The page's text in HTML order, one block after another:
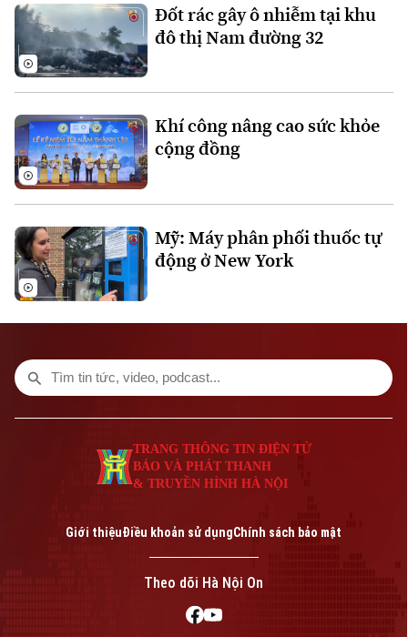
Liên hệ đường dây nóng (bấm để gọi)
Tòa soạn
0865.116.699 (hotline) 0865.116.699
Bản quyền thuộc về Cơ quan Báo và Phát thanh Truyền hình Hà Nội Giấy
phép số: Số 63/GP-TTDT, cấp ngày 10/05/2023
TRANG THÔNG TIN ĐIỆN TỬ
CỦA CƠ QUAN BÁO VÀ PHÁT THANH TRUYỀN HÌNH HÀ NỘI
Số 3-5 Huỳnh Thúc Kháng-Phường Láng-Hà Nội
Đốt rác gây ô nhiễm tại khu
đô thị Nam đường 32
Khí công nâng cao sức khỏe
cộng đồng
Mỹ: Máy phân phối thuốc tự
động ở New York
TRANG THÔNG TIN ĐIỆN TỬ
BÁO VÀ PHÁT THANH
& TRUYỀN HÌNH HÀ NỘI
Giới thiệuĐiều khoản sử dụngChính sách bảo mật
Theo dõi Hà Nội On